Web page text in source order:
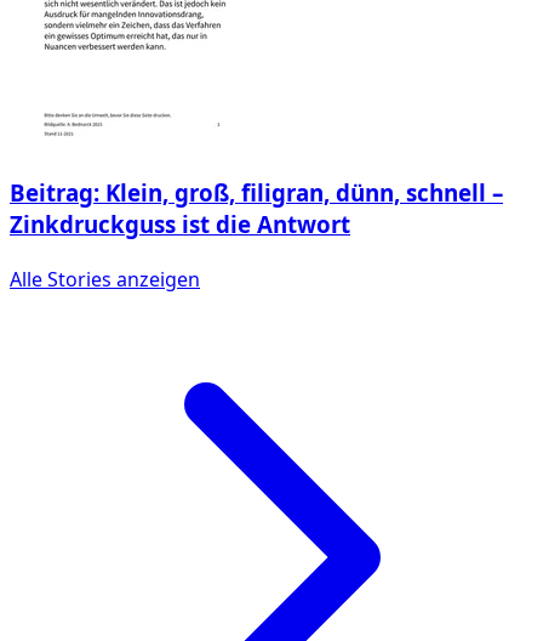
Beitrag: Klein, groß, filigran, dünn, schnell –
Zinkdruckguss ist die Antwort
Alle Stories anzeigen